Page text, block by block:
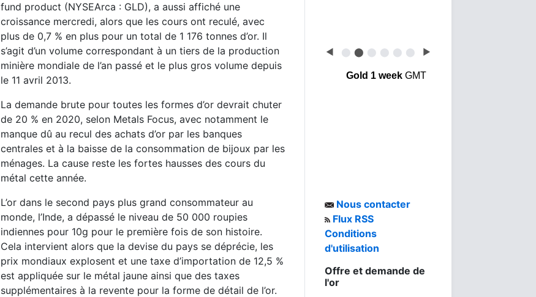
fund product (NYSEArca : GLD), a aussi affiché une
croissance mercredi, alors que les cours ont reculé, avec
plus de 0,7 % en plus pour un total de 1 176 tonnes d’or. Il
s’agit d’un volume correspondant à un tiers de la production
minière mondiale de l’an passé et le plus gros volume depuis
le 11 avril 2013.
La demande brute pour toutes les formes d’or devrait chuter
de 20 % en 2020, selon Metals Focus, avec notamment le
manque dû au recul des achats d’or par les banques
centrales et à la baisse de la consommation de bijoux par les
ménages. La cause reste les fortes hausses des cours du
métal cette année.
L’or dans le second pays plus grand consommateur au
monde, l’Inde, a dépassé le niveau de 50 000 roupies
indiennes pour 10g pour le première fois de son histoire.
Cela intervient alors que la devise du pays se déprécie, les
prix mondiaux explosent et une taxe d’importation de 12,5 %
est appliquée sur le métal jaune ainsi que des taxes
supplémentaires à la revente pour la forme de détail de l’or.
◀ ⬤ ⬤ ⬤ ⬤ ⬤ ⬤ ▶
Gold 1 weekGMT
Nous contacter
Flux RSS
Conditions
d'utilisation
Offre et demande de
l'or